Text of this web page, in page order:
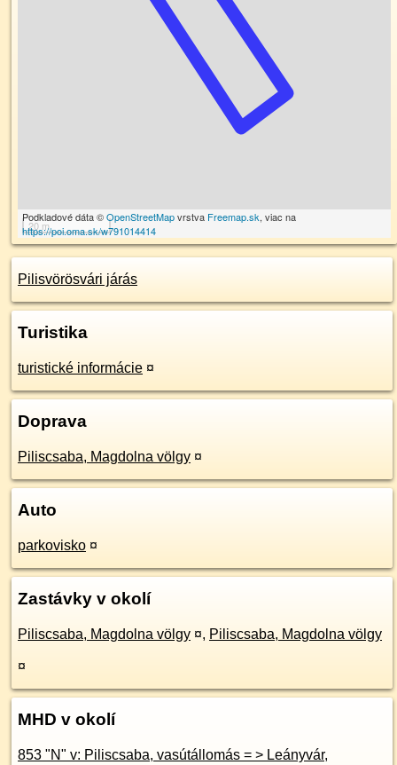
20 m
Podkladové dáta ©OpenStreetMapvrstva Freemap.sk, viac na
https://poi.oma.sk/w791014414
Pilisvörösvári járás
Turistika
turistické informácie ¤
Doprava
Piliscsaba, Magdolna völgy ¤
Auto
parkovisko ¤
Zastávky v okolí
Piliscsaba, Magdolna völgy ¤, Piliscsaba, Magdolna völgy
¤
MHD v okolí
853 "N" v: Piliscsaba, vasútállomás = > Leányvár,